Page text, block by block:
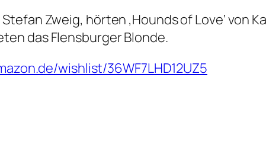
Zweig, hörten ‚Hounds of Love‘ von
das Flensburger Blonde.
wishlist/36WF7LHD12UZ5